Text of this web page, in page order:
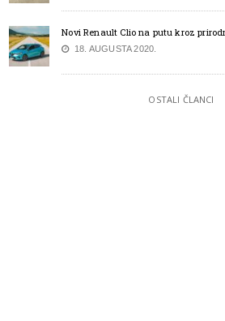
Novi Renault Clio na putu kroz
18. AUGUSTA 2020.
OSTALI ČLANCI